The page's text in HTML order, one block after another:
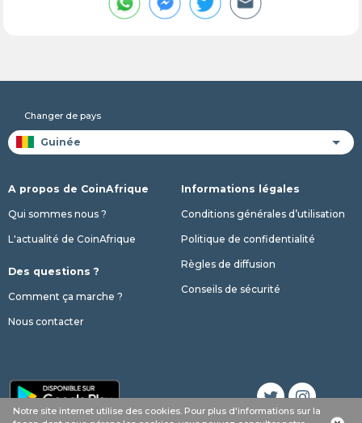
Notre site internet utilise des cookies. Pour plus d'informations sur la
Changer de pays
A propos de CoinAfrique
Qui sommes nous ?
L'actualité de CoinAfrique
Des questions ?
Comment ça marche ?
Nous contacter
Informations légales
Conditions générales d’utilisation
Politique de confidentialité
Règles de diffusion
Conseils de sécurité